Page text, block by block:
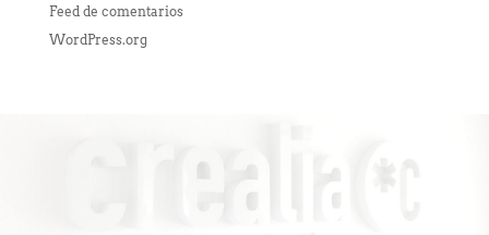
Feed de comentarios
WordPress.org